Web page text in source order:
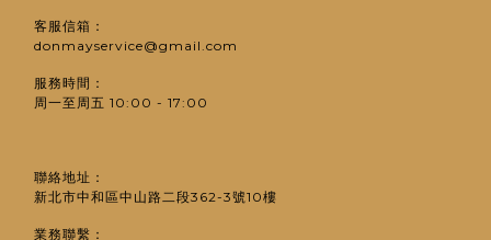
客服信箱：
donmayservice@gmail.com
服務時間：
周一至周五 10:00 - 17:00
聯絡地址：
新北市中和區中山路二段362-3號10樓
業務聯繫：